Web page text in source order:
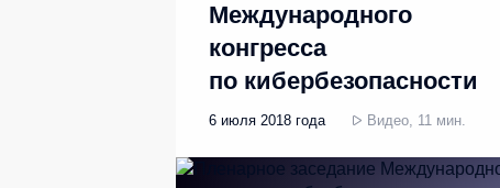
Международного
конгресса
по кибербезопасности
6 июля 2018 года Видео, 11 мин.